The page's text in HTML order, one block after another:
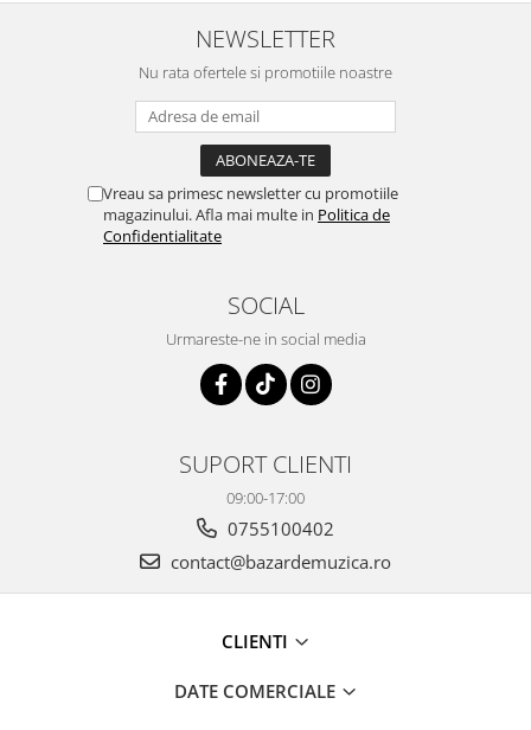
NEWSLETTER
Nu rata ofertele si promotiile noastre
Vreau sa primesc newsletter cu promotiile
magazinului. Afla mai multe in Politica de
Confidentialitate
SOCIAL
Urmareste-ne in social media
SUPORT CLIENTI
09:00-17:00
0755100402
contact@bazardemuzica.ro
CLIENTI
DATE COMERCIALE